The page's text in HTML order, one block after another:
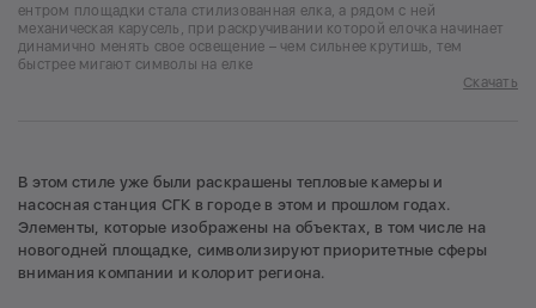
ентром площадки стала стилизованная елка, а рядом с ней
механическая карусель, при раскручивании которой елочка начинает
динамично менять свое освещение – чем сильнее крутишь, тем
быстрее мигают символы на елке
Скачать
В этом стиле уже были раскрашены тепловые камеры и
насосная станция СГК в городе в этом и прошлом годах.
Элементы, которые изображены на объектах, в том числе на
новогодней площадке, символизируют приоритетные сферы
внимания компании и колорит региона.